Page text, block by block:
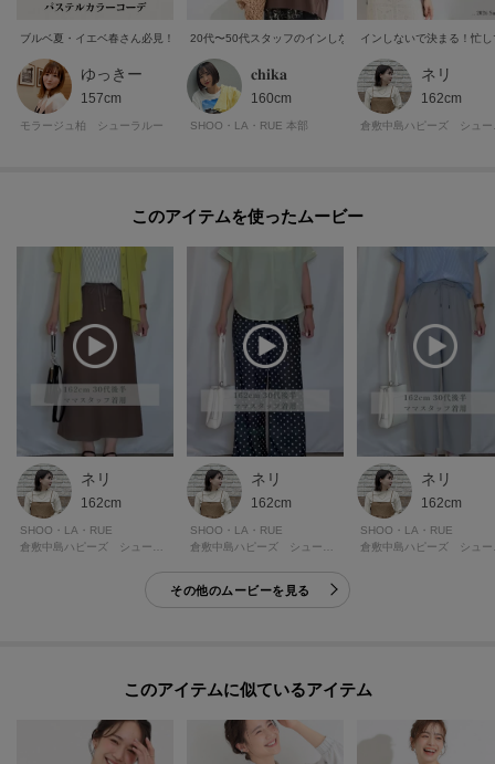
お得な情報をGETできます！！
POINT.1
再入荷通知や、値下げ情報・在庫状況をメルマガにてお知らせ。
ーーーーーーーーーーーーーーーーーーーーーーーーーーーー
モデル情報：身長163cm B81 W59 H88 着用サイズ：02（M）
ブルベ夏・イエベ春さん必見！ 大人に似合うパステルカラーコーデ集
ゆっきー
157cm
モラージュ柏 シューラルー
20代〜50代スタッフのインしないコーデ
𝐜𝐡𝐢𝐤𝐚
160cm
SHOO・LA・RUE 本部
インしないで決まる！忙
ネリ
162cm
このアイテムを使ったムービー
ネリ
162cm
SHOO・LA・RUE
ネリ
162cm
SHOO・LA・RUE
ネリ
162cm
SHOO・LA・RUE
その他のムービーを見る
このアイテムに似ているアイテム